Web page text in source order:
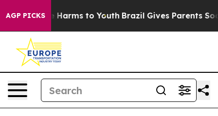
AGP PICKS
to Abate Harms to Youth Brazil Gives Parents